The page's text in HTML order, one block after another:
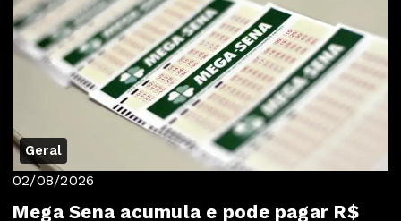
Geral
02/08/2026
Mega Sena acumula e pode pagar R$